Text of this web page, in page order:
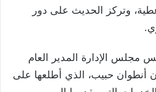
وتركز الحديث على دور
مجلس الإدارة المدير العام
أنطوان حبيب، الذي أطلعها على